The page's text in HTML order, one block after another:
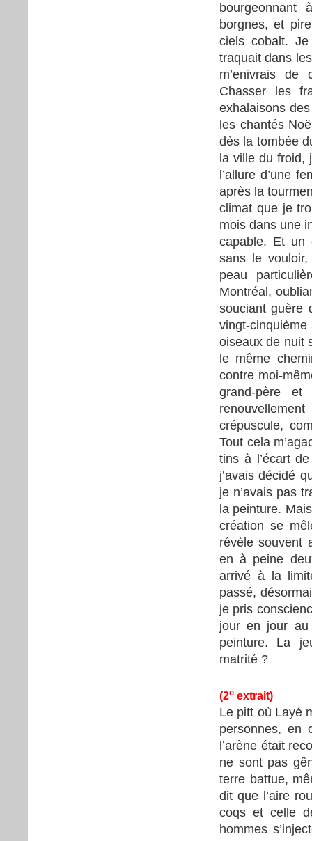
borgnes, et
ciels cobalt.
traquait dans
m’enivrais de
Chasser les
exhalaisons
les chantés
dès la tombée
la ville du froid,
l’allure d’une
après la
climat que je
mois dans une
capable. Et un
sans le vouloir,
peau
Montréal,
souciant guère
vingt-
oiseaux de nuit
le même
contre moi-
grand-père
crépuscule,
Tout cela
tins à l’écart
j’avais décidé
je n’avais pas
la peinture.
création se
révèle souvent
en à peine
arrivé à la
passé,
je pris
jour en jour
peinture. La
matrité ?
(2e extrait)
Le pitt où Layé
personnes, en
l’arène était
ne sont pas
terre battue,
dit que l’aire
coqs et celle
hommes